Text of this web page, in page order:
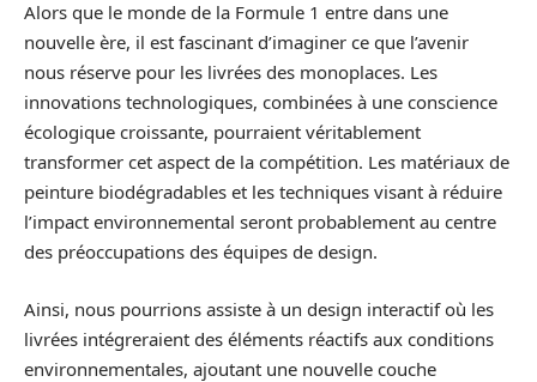
Alors que le monde de la Formule 1 entre dans une
nouvelle ère, il est fascinant d’imaginer ce que l’avenir
nous réserve pour les livrées des monoplaces. Les
innovations technologiques, combinées à une conscience
écologique croissante, pourraient véritablement
transformer cet aspect de la compétition. Les matériaux de
peinture biodégradables et les techniques visant à réduire
l’impact environnemental seront probablement au centre
des préoccupations des équipes de design.
Ainsi, nous pourrions assiste à un design interactif où les
livrées intégreraient des éléments réactifs aux conditions
environnementales, ajoutant une nouvelle couche